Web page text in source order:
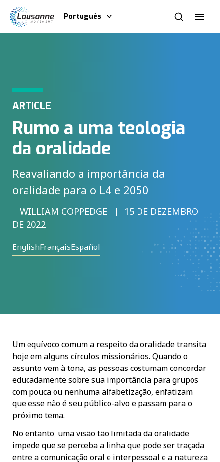
Português
ARTICLE
Rumo a uma teologia
da oralidade
Reavaliando a importância da
oralidade para o L4 e 2050
WILLIAM COPPEDGE
15 DE DEZEMBRO
DE 2022
EnglishFrançaisEspañol
Um equívoco comum a respeito da oralidade transita
hoje em alguns círculos missionários. Quando o
assunto vem à tona, as pessoas costumam concordar
educadamente sobre sua importância para grupos
com pouca ou nenhuma alfabetização, enfatizam
que esse não é seu público-alvo e passam para o
próximo tema.
No entanto, uma visão tão limitada da oralidade
impede que se perceba a linha que pode ser traçada
entre a comunicação oral e interpessoal e a natureza